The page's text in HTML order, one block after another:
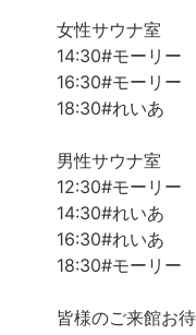
女性サウナ室
14:30#モーリー
16:30#モーリー
18:30#れいあ
男性サウナ室
12:30#モーリー
14:30#れいあ
16:30#れいあ
18:30#モーリー
皆様のご来館お